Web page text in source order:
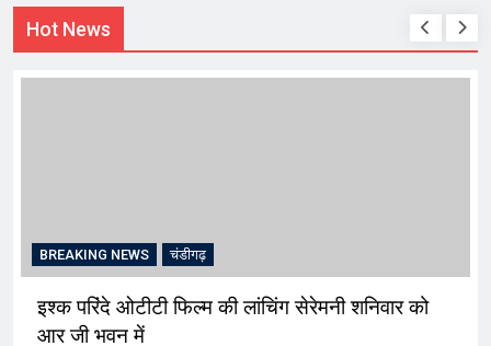
Hot News
BREAKING NEWS चंडीगढ़
इश्क परिंदे ओटीटी फिल्म की लांचिंग सेरेमनी शनिवार को
आर जी भवन में